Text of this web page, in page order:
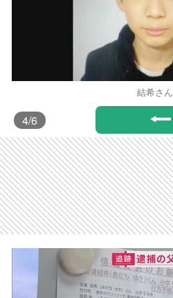
結希さん
4/6